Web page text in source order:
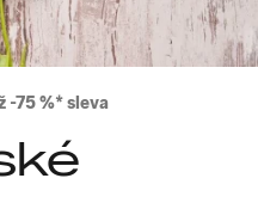
-75 %* sleva